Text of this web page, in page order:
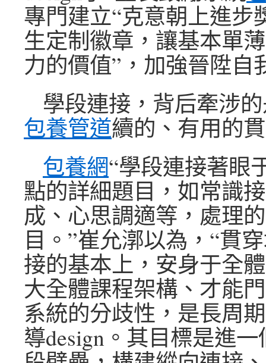
專門建立“克意朝上進步
生定制徽章，讓基本單
力的價值”，加強晉陞自
學段連接，背后牽涉
包養管道續的、有用的
包養網“學段連接著眼
點的詳細題目，如常識
成、心思調適等，處理
目。”崔允漷以為，“貫
接的基本上，安身于全
大全體課程架構、才能
系統的分歧性，是長周
導design。其目標是進